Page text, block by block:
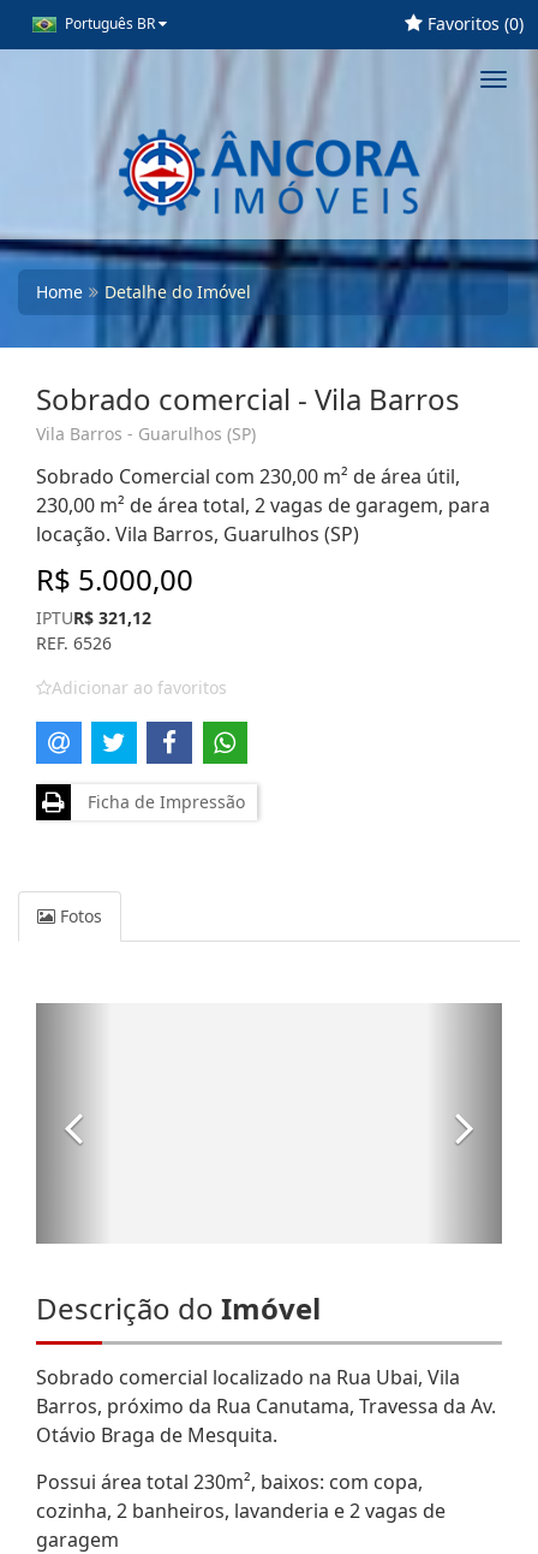
Português BR Favoritos (0)
Home Detalhe do Imóvel
Sobrado comercial - Vila Barros
Vila Barros - Guarulhos (SP)
Sobrado Comercial com 230,00 m² de área útil,
230,00 m² de área total, 2 vagas de garagem, para
locação. Vila Barros, Guarulhos (SP)
R$ 5.000,00
IPTUR$ 321,12
REF. 6526
Adicionar ao favoritos
Ficha de Impressão
Fotos
Descrição do Imóvel
Sobrado comercial localizado na Rua Ubai, Vila
Barros, próximo da Rua Canutama, Travessa da Av.
Otávio Braga de Mesquita.
Possui área total 230m², baixos: com copa,
cozinha, 2 banheiros, lavanderia e 2 vagas de
garagem